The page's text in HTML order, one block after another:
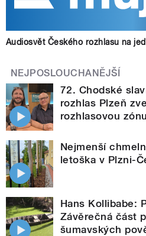
Audiosvět Českého rozhlasu na
NEJPOSLOUCHANĚJŠÍ
72. Chodské
rozhlas Plzeň
rozhlasovou
Nejmenší
letoška v Plzni-
Hans Kollibabe:
Závěrečná část
šumavských